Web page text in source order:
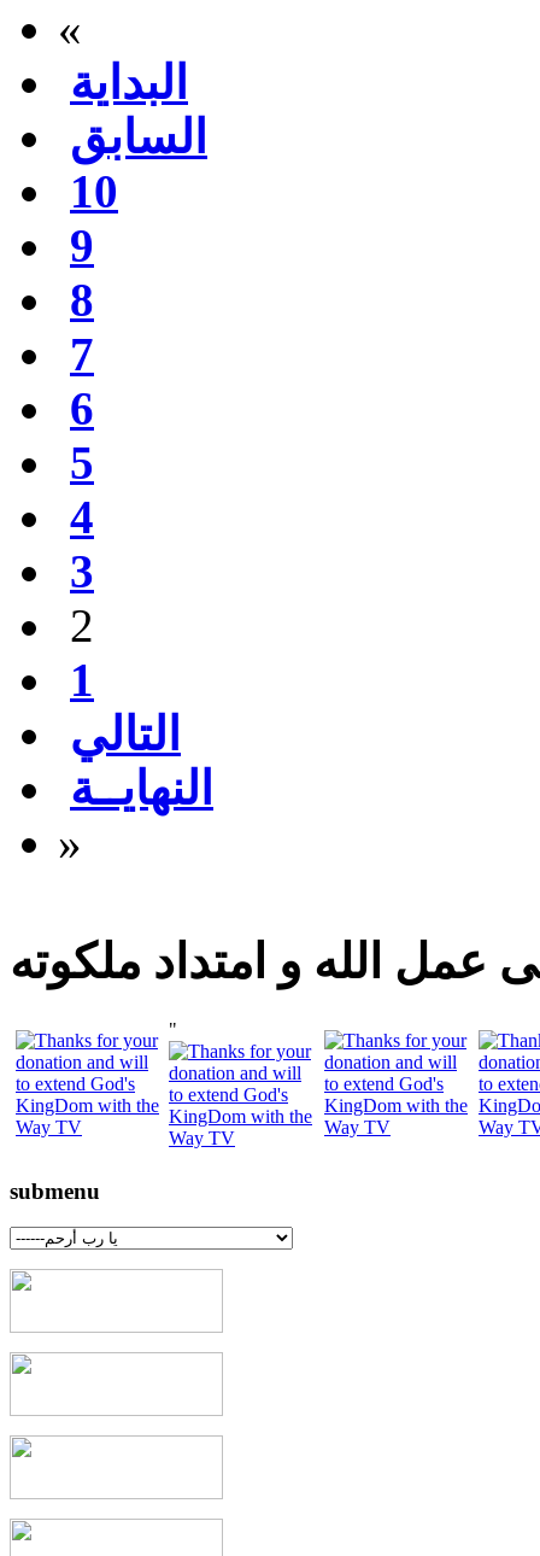
«
البداية
السابق
10
9
8
7
6
5
4
3
2
1
التالي
النهايــة
»
عمل الله و امتداد ملكوته
"
submenu